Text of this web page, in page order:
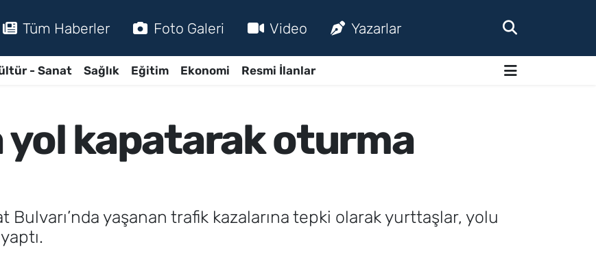
Tüm Haberler Foto Galeri Video Yazarlar
- Sanat Sağlık Eğitim Ekonomi Resmi İlanlar
yol kapatarak oturma
Bulvarı’nda yaşanan trafik kazalarına tepki olarak yurttaşlar, yolu